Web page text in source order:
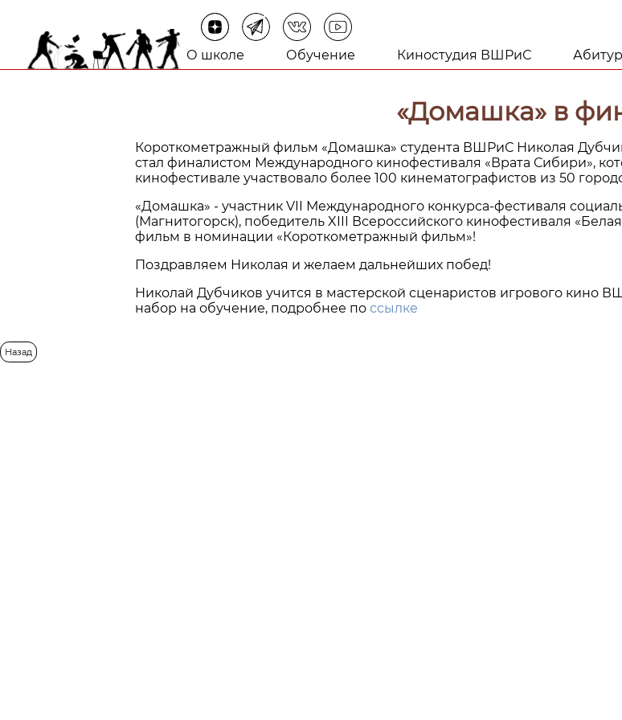
О школе Обучение Киностудия ВШРиС
«Домашка» в
Короткометражный фильм «Домашка» студента ВШРиС Николая
стал финалистом Международного кинофестиваля «Врата Сибири»,
кинофестивале участвовало более 100 кинематографистов из 50
«Домашка» - участник VII Международного конкурса-фестиваля
(Магнитогорск), победитель XIII Всероссийского кинофестиваля
фильм в номинации «Короткометражный фильм»!
Поздравляем Николая и желаем дальнейших побед!
Николай Дубчиков учится в мастерской сценаристов игрового кино
набор на обучение, подробнее по ссылке
Назад